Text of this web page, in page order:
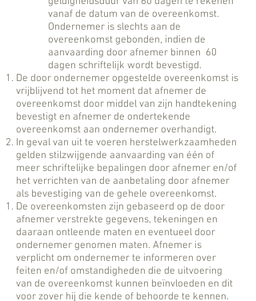
vanaf de datum van de overeenkomst.
Ondernemer is slechts aan de
overeenkomst gebonden, indien de
aanvaarding door afnemer binnen 60
dagen schriftelijk wordt bevestigd.
De door ondernemer opgestelde overeenkomst is
vrijblijvend tot het moment dat afnemer de
overeenkomst door middel van zijn handtekening
bevestigt en afnemer de ondertekende
overeenkomst aan ondernemer overhandigt.
In geval van uit te voeren herstelwerkzaamheden
gelden stilzwijgende aanvaarding van één of
meer schriftelijke bepalingen door afnemer en/of
het verrichten van de aanbetaling door afnemer
als bevestiging van de gehele overeenkomst.
De overeenkomsten zijn gebaseerd op de door
afnemer verstrekte gegevens, tekeningen en
daaraan ontleende maten en eventueel door
ondernemer genomen maten. Afnemer is
verplicht om ondernemer te informeren over
feiten en/of omstandigheden die de uitvoering
van de overeenkomst kunnen beïnvloeden en dit
voor zover hij die kende of behoorde te kennen.